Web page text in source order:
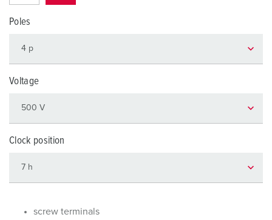
Poles
Voltage
Clock position
screw terminals